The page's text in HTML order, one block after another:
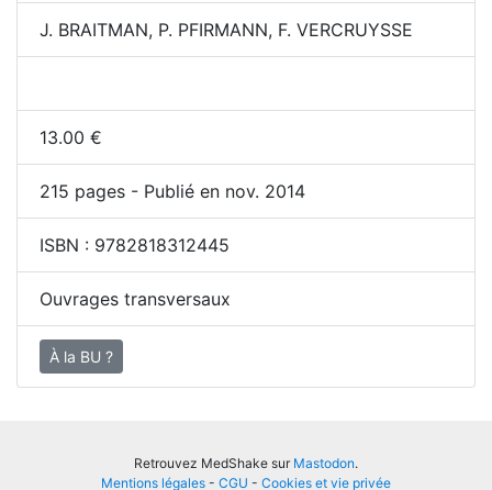
J. BRAITMAN, P. PFIRMANN, F. VERCRUYSSE
13.00 €
215 pages - Publié en nov. 2014
ISBN : 9782818312445
Ouvrages transversaux
À la BU ?
Retrouvez MedShake sur Mastodon.
Mentions légales - CGU - Cookies et vie privée